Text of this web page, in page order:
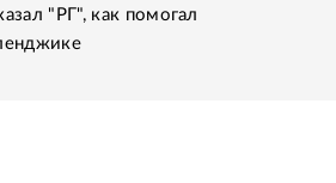
"РГ", как помогал